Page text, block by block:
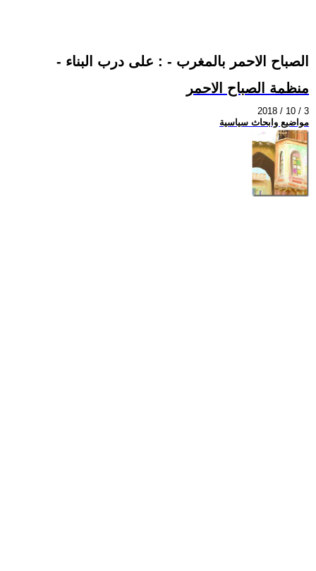
- الصباح الاحمر بالمغرب - : على درب البناء
منظمة الصباح الاحمر
2018 / 10 / 3
مواضيع وابحاث سياسية